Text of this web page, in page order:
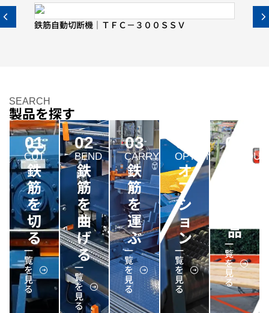
鉄筋自動切断機｜ＴＦＣ－３００ＳＳＶ 鉄
SEARCH
製品を探す
01
CUT
鉄
筋
を
切
る
一
覧
を
見
る
02
BEND
鉄
筋
を
曲
げ
る
一
覧
を
見
る
03
CARRY
鉄
筋
を
運
ぶ
一
覧
を
見
る
04
OPTION
オ
プ
シ
ョ
ン
一
覧
を
見
る
05
品
一
覧
を
見
る